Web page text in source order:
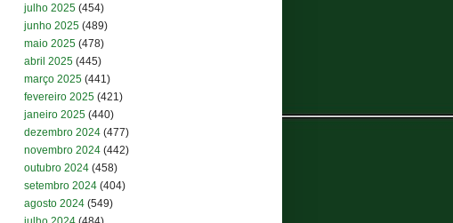
julho 2025 (454)
junho 2025 (489)
maio 2025 (478)
abril 2025 (445)
março 2025 (441)
fevereiro 2025 (421)
janeiro 2025 (440)
dezembro 2024 (477)
novembro 2024 (442)
outubro 2024 (458)
setembro 2024 (404)
agosto 2024 (549)